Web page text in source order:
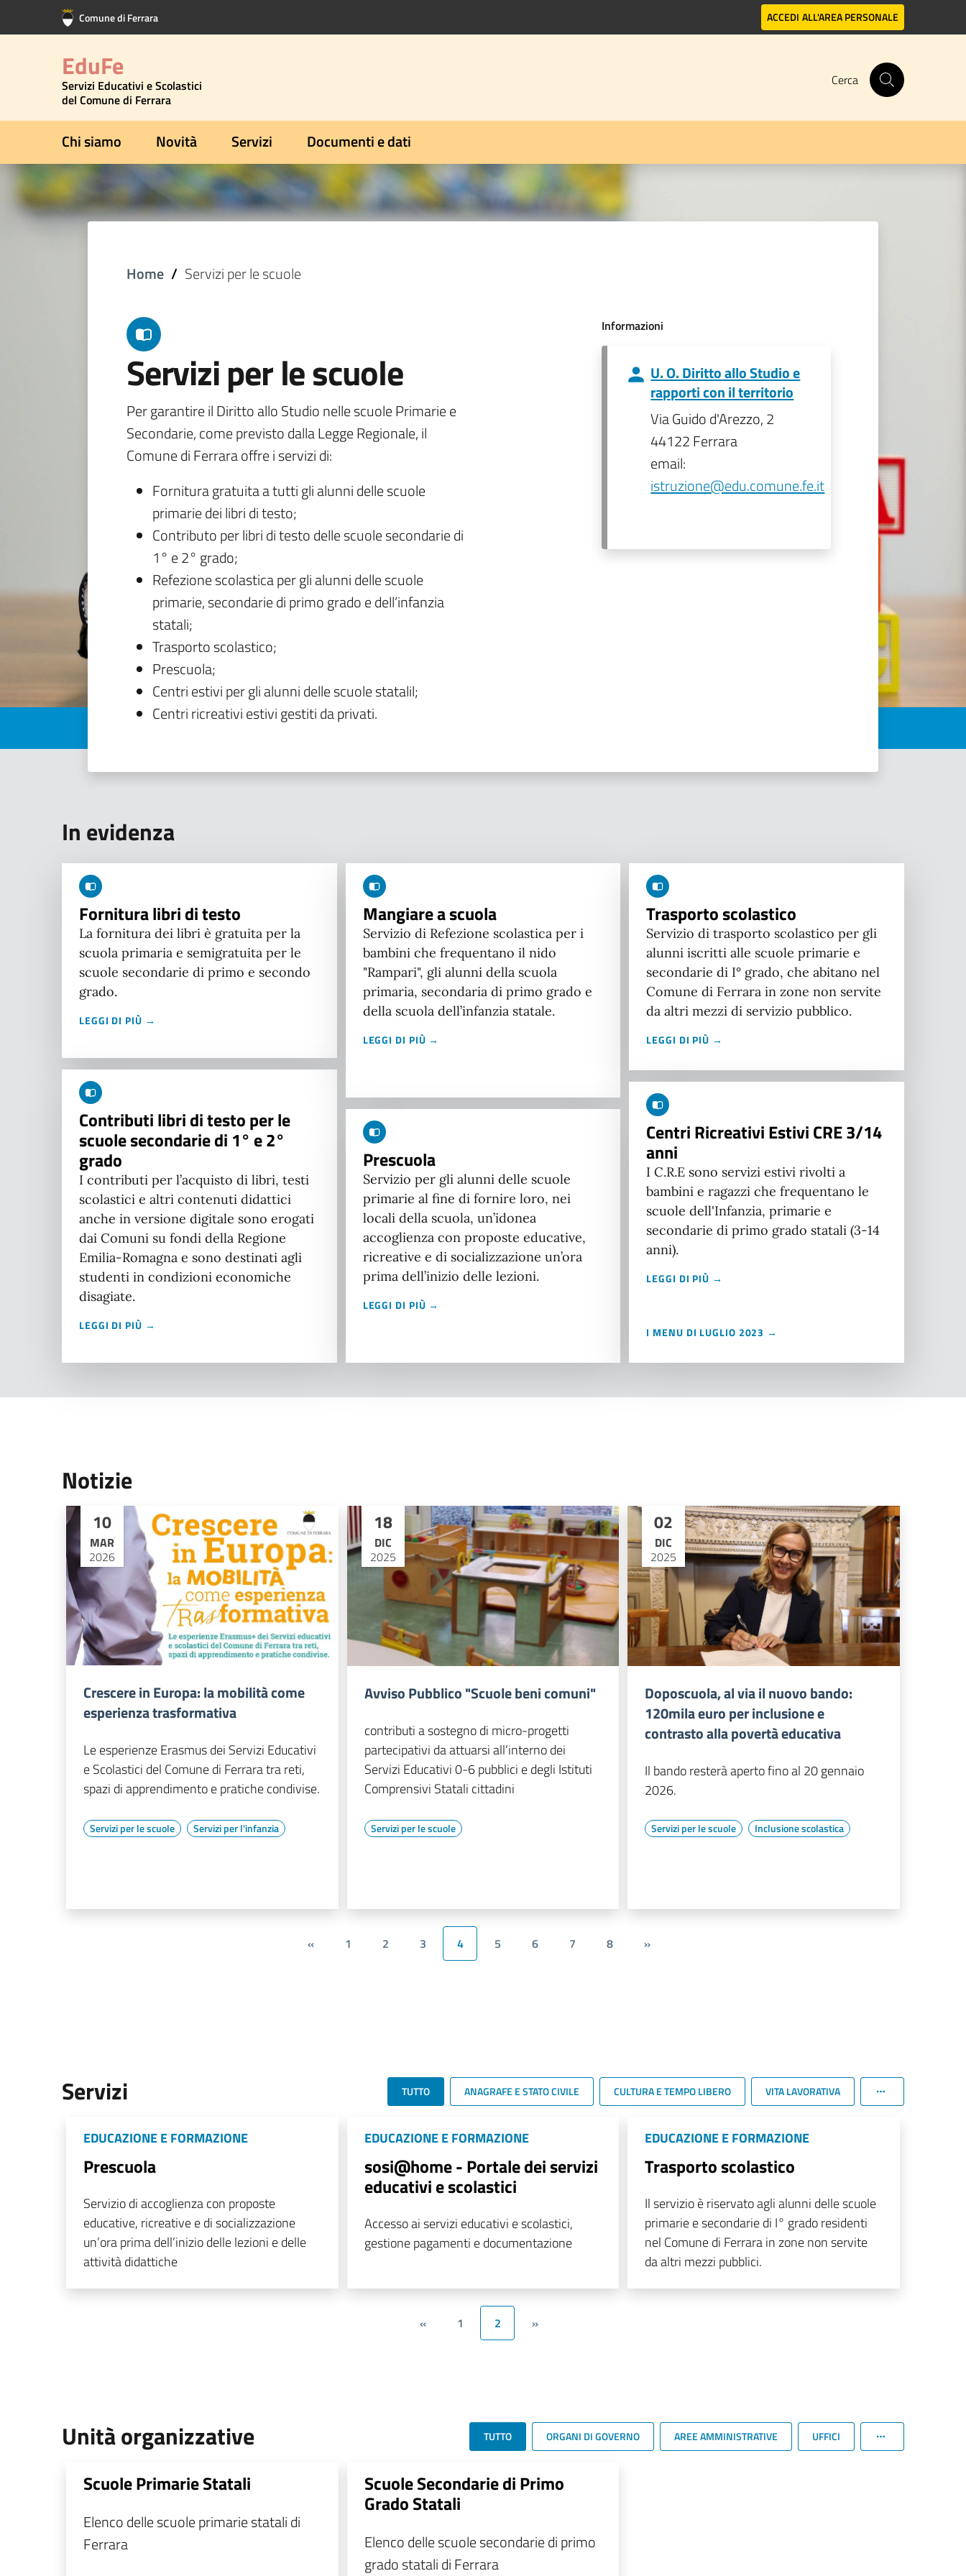
Vai al contenuto principale
Vai al footer Comune di Ferrara ACCEDI ALL'AREA PERSONALE
EduFe
Servizi Educativi e Scolastici
del Comune di Ferrara
Cerca
Chi siamo Novità Servizi Documenti e dati
Home Servizi per le scuole
Servizi per le scuole
Per garantire il Diritto allo Studio nelle scuole Primarie e
Secondarie, come previsto dalla Legge Regionale, il
Comune di Ferrara offre i servizi di:
Fornitura gratuita a tutti gli alunni delle scuole
primarie dei libri di testo;
Contributo per libri di testo delle scuole secondarie di
1° e 2° grado;
Refezione scolastica per gli alunni delle scuole
primarie, secondarie di primo grado e dell’infanzia
statali;
Trasporto scolastico;
Prescuola;
Centri estivi per gli alunni delle scuole statalil;
Centri ricreativi estivi gestiti da privati.
Informazioni
U. O. Diritto allo Studio e
rapporti con il territorio
Via Guido d'Arezzo, 2
44122 Ferrara
email:
istruzione@edu.comune.fe.it
In evidenza
Fornitura libri di testo
La fornitura dei libri è gratuita per la
scuola primaria e semigratuita per le
scuole secondarie di primo e secondo
grado.
LEGGI DI PIÙ →
Contributi libri di testo per le
scuole secondarie di 1° e 2°
grado
I contributi per l’acquisto di libri, testi
scolastici e altri contenuti didattici
anche in versione digitale sono erogati
dai Comuni su fondi della Regione
Emilia-Romagna e sono destinati agli
studenti in condizioni economiche
disagiate.
LEGGI DI PIÙ →
Mangiare a scuola
Servizio di Refezione scolastica per i
bambini che frequentano il nido
"Rampari", gli alunni della scuola
primaria, secondaria di primo grado e
della scuola dell’infanzia statale.
LEGGI DI PIÙ →
Prescuola
Servizio per gli alunni delle scuole
primarie al fine di fornire loro, nei
locali della scuola, un’idonea
accoglienza con proposte educative,
ricreative e di socializzazione un’ora
prima dell’inizio delle lezioni.
LEGGI DI PIÙ →
Trasporto scolastico
Servizio di trasporto scolastico per gli
alunni iscritti alle scuole primarie e
secondarie di I° grado, che abitano nel
Comune di Ferrara in zone non servite
da altri mezzi di servizio pubblico.
LEGGI DI PIÙ →
Centri Ricreativi Estivi CRE 3/14
anni
I C.R.E sono servizi estivi rivolti a
bambini e ragazzi che frequentano le
scuole dell'Infanzia, primarie e
secondarie di primo grado statali (3-14
anni).
LEGGI DI PIÙ →
I MENU DI LUGLIO 2023 →
Notizie
10
MAR
2026
Crescere in Europa: la mobilità come
esperienza trasformativa
Le esperienze Erasmus dei Servizi Educativi
e Scolastici del Comune di Ferrara tra reti,
spazi di apprendimento e pratiche condivise.
Servizi per le scuole Servizi per l'infanzia
18
DIC
2025
Avviso Pubblico "Scuole beni comuni"
contributi a sostegno di micro-progetti
partecipativi da attuarsi all’interno dei
Servizi Educativi 0-6 pubblici e degli Istituti
Comprensivi Statali cittadini
Servizi per le scuole
02
DIC
2025
Doposcuola, al via il nuovo bando:
120mila euro per inclusione e
contrasto alla povertà educativa
Il bando resterà aperto fino al 20 gennaio
2026.
Servizi per le scuole Inclusione scolastica
« 1 2 3 4 5 6 7 8 »
Servizi TUTTO ANAGRAFE E STATO CIVILE CULTURA E TEMPO LIBERO VITA LAVORATIVA
EDUCAZIONE E FORMAZIONE
Prescuola
Servizio di accoglienza con proposte
educative, ricreative e di socializzazione
un’ora prima dell’inizio delle lezioni e delle
attività didattiche
EDUCAZIONE E FORMAZIONE
sosi@home - Portale dei servizi
educativi e scolastici
Accesso ai servizi educativi e scolastici,
gestione pagamenti e documentazione
EDUCAZIONE E FORMAZIONE
Trasporto scolastico
Il servizio è riservato agli alunni delle scuole
primarie e secondarie di I° grado residenti
nel Comune di Ferrara in zone non servite
da altri mezzi pubblici.
« 1 2 »
Unità organizzative TUTTO ORGANI DI GOVERNO AREE AMMINISTRATIVE UFFICI
Scuole Primarie Statali
Elenco delle scuole primarie statali di
Ferrara
Scuole Secondarie di Primo
Grado Statali
Elenco delle scuole secondarie di primo
grado statali di Ferrara